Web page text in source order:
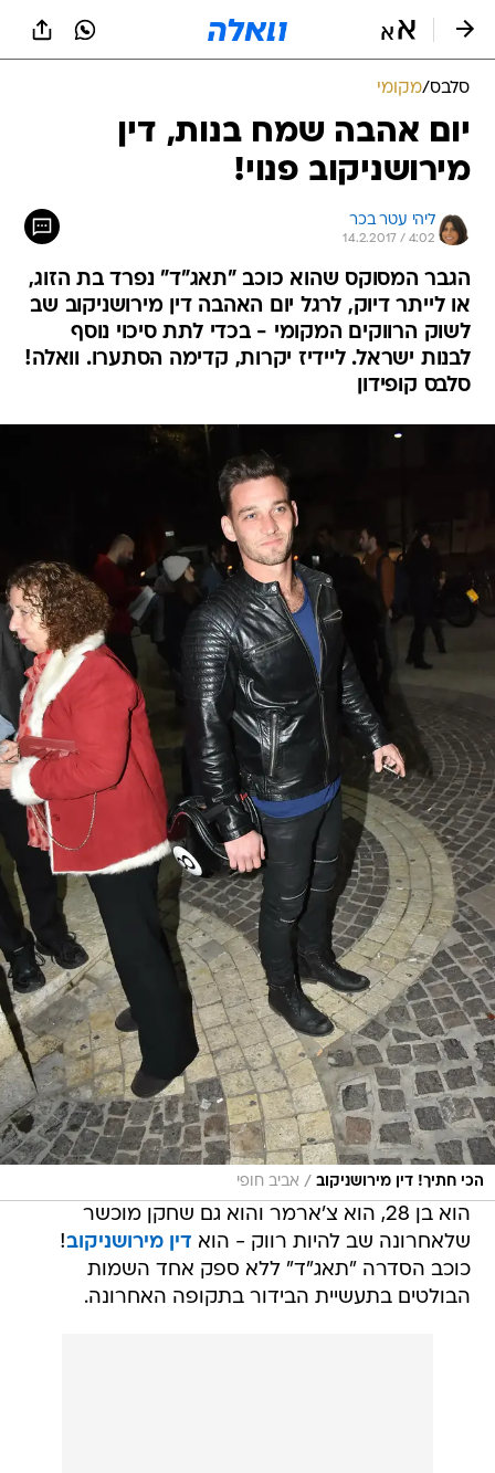
סלבס/מקומי
יום אהבה שמח בנות, דין
מירושניקוב פנוי!
ליהי עטר בכר
14.2.2017 / 4:02
הגבר המסוקס שהוא כוכב "תאג"ד" נפרד בת הזוג,
או לייתר דיוק, לרגל יום האהבה דין מירושניקוב שב
לשוק הרווקים המקומי - בכדי לתת סיכוי נוסף
לבנות ישראל. ליידיז יקרות, קדימה הסתערו. וואלה!
סלבס קופידון
הכי חתיך! דין מירושניקוב / אביב חופי
הוא בן 28, הוא צ'ארמר והוא גם שחקן מוכשר
שלאחרונה שב להיות רווק - הוא דין מירושניקוב!
כוכב הסדרה "תאג"ד" ללא ספק אחד השמות
הבולטים בתעשיית הבידור בתקופה האחרונה.